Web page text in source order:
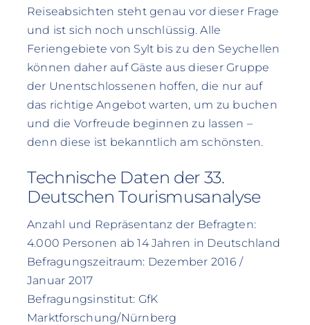
Reiseabsichten steht genau vor dieser Frage
und ist sich noch unschlüssig. Alle
Feriengebiete von Sylt bis zu den Seychellen
können daher auf Gäste aus dieser Gruppe
der Unentschlossenen hoffen, die nur auf
das richtige Angebot warten, um zu buchen
und die Vorfreude beginnen zu lassen –
denn diese ist bekanntlich am schönsten.
Technische Daten der 33.
Deutschen Tourismusanalyse
Anzahl und Repräsentanz der Befragten:
4.000 Personen ab 14 Jahren in Deutschland
Befragungszeitraum: Dezember 2016 /
Januar 2017
Befragungsinstitut: GfK
Marktforschung/Nürnberg